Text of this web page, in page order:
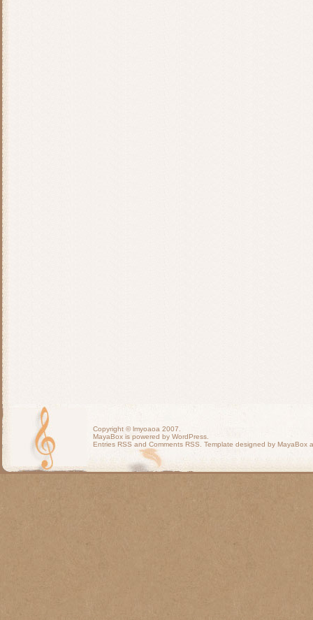
Copyright ©lmyoaoa 2007.
MayaBox is powered by WordPress.
Entries RSS and Comments RSS . Template designed by MayaBox